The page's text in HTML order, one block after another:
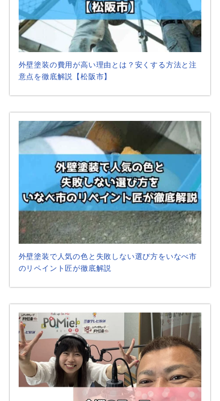
外壁塗装の費用が高い理由とは？安くする方法と注
意点を徹底解説【松阪市】
外壁塗装で人気の色と失敗しない選び方をいなべ市
のリペイント匠が徹底解説